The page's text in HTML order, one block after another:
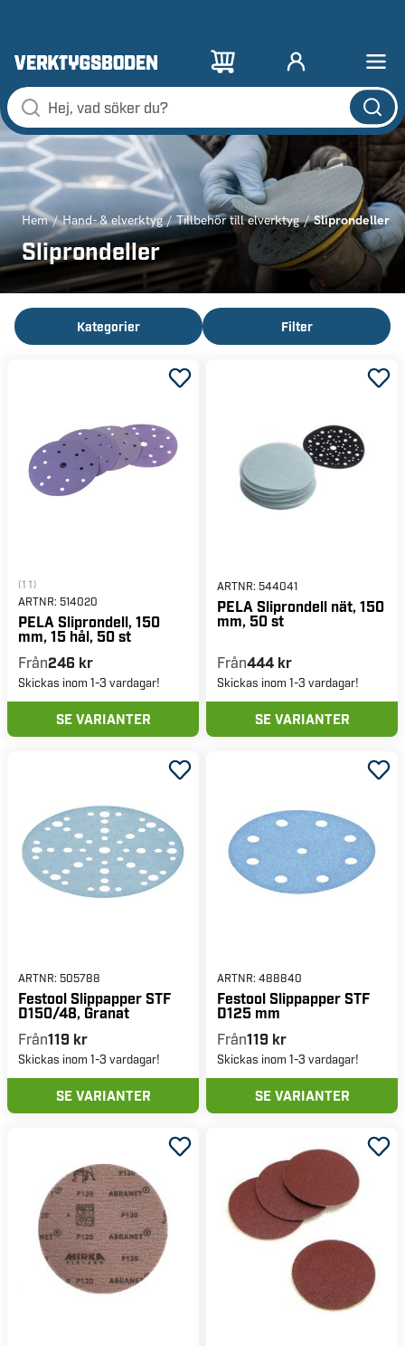
Hem Hand- & elverktyg Tillbehör till elverktyg Sliprondeller
Sliprondeller
Kategorier Filter
(11)
ARTNR: 514020
PELA Sliprondell, 150
mm, 15 hål, 50 st
Från246 kr
Skickas inom 1-3 vardagar!
SE VARIANTER
ARTNR: 544041
PELA Sliprondell nät, 150
mm, 50 st
Från444 kr
Skickas inom 1-3 vardagar!
SE VARIANTER
ARTNR: 505788
Festool Slippapper STF
D150/48, Granat
Från119 kr
Skickas inom 1-3 vardagar!
SE VARIANTER
ARTNR: 488840
Festool Slippapper STF
D125 mm
Från119 kr
Skickas inom 1-3 vardagar!
SE VARIANTER